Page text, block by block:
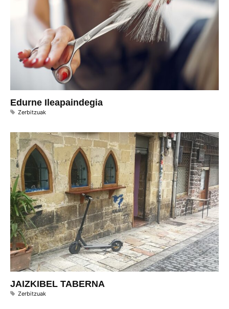
Edurne Ileapaindegia
Zerbitzuak
JAIZKIBEL TABERNA
Zerbitzuak